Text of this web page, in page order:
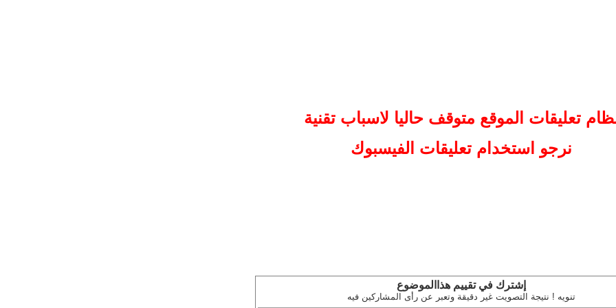
تعليقات الموقع متوقف حاليا لاسباب تقنية
نرجو استخدام تعليقات الفيسبوك
إشترك في تقييم هذاالموضوع
تنويه ! نتيجة التصويت غير دقيقة وتعبر عن رأى المشاركين فيه